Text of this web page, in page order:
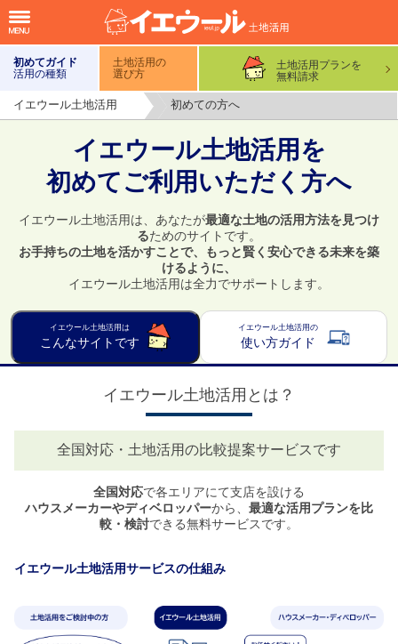
初めてガイド
活用の種類
土地活用の
選び方
土地活用プランを
無料請求
イエウール土地活用 初めての方へ
イエウール土地活用を
初めてご利用いただく方へ
イエウール土地活用は、あなたが最適な土地の活用方法を見つけ
るためのサイトです。
お手持ちの土地を活かすことで、もっと賢く安心できる未来を築
けるように、
イエウール土地活用は全力でサポートします。
イエウール土地活用は
こんなサイトです
イエウール土地活用の
使い方ガイド
イエウール土地活用とは？
全国対応・土地活用の比較提案サービスです
全国対応で各エリアにて支店を設ける
ハウスメーカーやディベロッパーから、 最適な活用プランを比
較・検討できる無料サービスです。
イエウール土地活用サービスの仕組み